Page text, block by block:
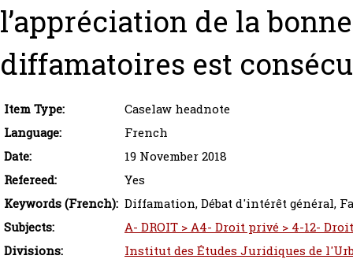
l’appréciation de la
diffamatoires est
Item Type:
Caselaw headnote
Language:
French
Date:
19 November 2018
Refereed:
Yes
Keywords (French): Diffamation, Débat d'intérêt général,
Subjects:
A- DROIT > A4- Droit privé > 4-12-
Divisions:
Institut des Études Juridiques de